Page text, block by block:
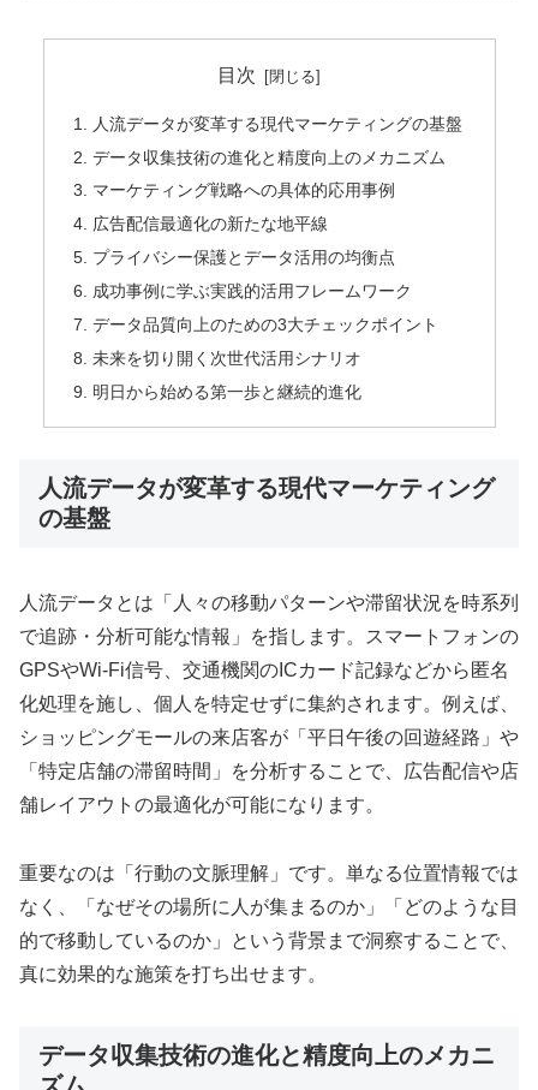
目次
人流データが変革する現代マーケティングの基盤
データ収集技術の進化と精度向上のメカニズム
マーケティング戦略への具体的応用事例
広告配信最適化の新たな地平線
プライバシー保護とデータ活用の均衡点
成功事例に学ぶ実践的活用フレームワーク
データ品質向上のための3大チェックポイント
未来を切り開く次世代活用シナリオ
明日から始める第一歩と継続的進化
人流データが変革する現代マーケティング
の基盤
人流データとは「人々の移動パターンや滞留状況を時系列
で追跡・分析可能な情報」を指します。スマートフォンの
GPSやWi-Fi信号、交通機関のICカード記録などから匿名
化処理を施し、個人を特定せずに集約されます。例えば、
ショッピングモールの来店客が「平日午後の回遊経路」や
「特定店舗の滞留時間」を分析することで、広告配信や店
舗レイアウトの最適化が可能になります。
重要なのは「行動の文脈理解」です。単なる位置情報では
なく、「なぜその場所に人が集まるのか」「どのような目
的で移動しているのか」という背景まで洞察することで、
真に効果的な施策を打ち出せます。
データ収集技術の進化と精度向上のメカニ